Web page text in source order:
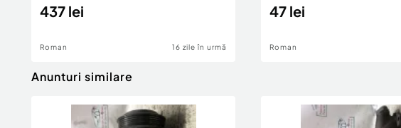
437 lei
Roman 16 zile în urmă
47 lei
Roman
Anunturi similare